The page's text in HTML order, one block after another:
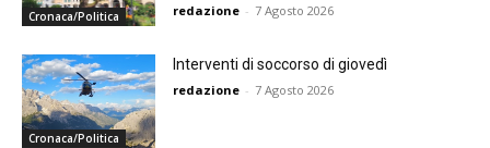
Cronaca/Politica redazione - 7 Agosto 2026
Cronaca/Politica
Interventi di soccorso di giovedì
redazione - 7 Agosto 2026